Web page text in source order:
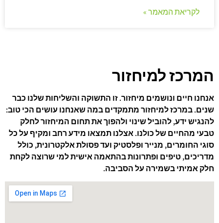
לקריאת המאמר »
המרכז למיחזור
אנחנו חיים ונושמים מיחזור. זו התשוקה והשליחות שלנו כבר
שנים. במרכז למיחזור מתמקדים במה שאנחנו עושים הכי טוב:
להנגיש ידע, להוביל שינוי ולהפוך את תחום המיחזור לחלק
טבעי מהחיים של כולנו. אצלנו תמצאו מידע רחב ומקיף על כל
סוגי החומרים, מנייר ופלסטיק ועד פסולת אלקטרונית, כולל
מדריכים, טיפים ופתרונות בהתאמה אישית למי שרוצה לקחת
חלק אמיתי בשמירה על הסביבה.